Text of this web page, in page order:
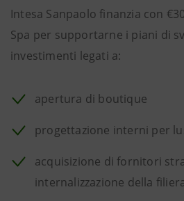
Intesa Sanpaolo finanzia con
Spa per supportarne i piani di
investimenti legati a:
apertura di boutique
progettazione interni per
acquisizione di fornitori
internalizzazione della